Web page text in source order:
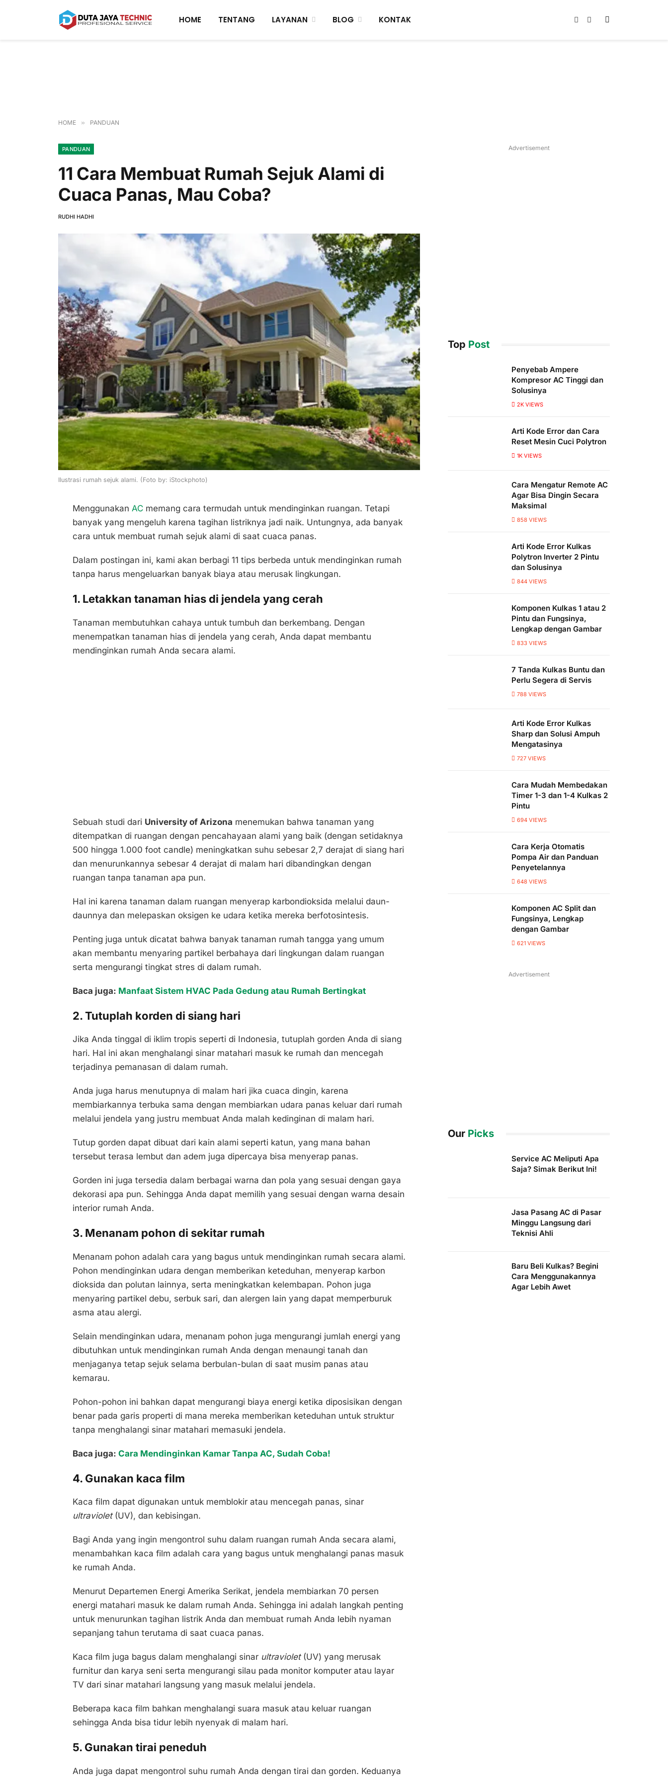
HOME TENTANG LAYANAN BLOG KONTAK Instagram
TikTok
HOME » PANDUAN
PANDUAN
11 Cara Membuat Rumah Sejuk Alami di
Cuaca Panas, Mau Coba?
RUDHI HADHI
Ilustrasi rumah sejuk alami. (Foto by: iStockphoto)
Menggunakan ACmemang cara termudah untuk mendinginkan ruangan. Tetapi
banyak yang mengeluh karena tagihan listriknya jadi naik. Untungnya, ada banyak
cara untuk membuat rumah sejuk alami di saat cuaca panas.
Dalam postingan ini, kami akan berbagi 11 tips berbeda untuk mendinginkan rumah
tanpa harus mengeluarkan banyak biaya atau merusak lingkungan.
1. Letakkan tanaman hias di jendela yang cerah
Tanaman membutuhkan cahaya untuk tumbuh dan berkembang. Dengan
menempatkan tanaman hias di jendela yang cerah, Anda dapat membantu
mendinginkan rumah Anda secara alami.
Sebuah studi dari University of Arizona menemukan bahwa tanaman yang
ditempatkan di ruangan dengan pencahayaan alami yang baik (dengan setidaknya
500 hingga 1.000 foot candle) meningkatkan suhu sebesar 2,7 derajat di siang hari
dan menurunkannya sebesar 4 derajat di malam hari dibandingkan dengan
ruangan tanpa tanaman apa pun.
Hal ini karena tanaman dalam ruangan menyerap karbondioksida melalui daun-
daunnya dan melepaskan oksigen ke udara ketika mereka berfotosintesis.
Penting juga untuk dicatat bahwa banyak tanaman rumah tangga yang umum
akan membantu menyaring partikel berbahaya dari lingkungan dalam ruangan
serta mengurangi tingkat stres di dalam rumah.
Baca juga: Manfaat Sistem HVAC Pada Gedung atau Rumah Bertingkat
2. Tutuplah korden di siang hari
Jika Anda tinggal di iklim tropis seperti di Indonesia, tutuplah gorden Anda di siang
hari. Hal ini akan menghalangi sinar matahari masuk ke rumah dan mencegah
terjadinya pemanasan di dalam rumah.
Anda juga harus menutupnya di malam hari jika cuaca dingin, karena
membiarkannya terbuka sama dengan membiarkan udara panas keluar dari rumah
melalui jendela yang justru membuat Anda malah kedinginan di malam hari.
Tutup gorden dapat dibuat dari kain alami seperti katun, yang mana bahan
tersebut terasa lembut dan adem juga dipercaya bisa menyerap panas.
Gorden ini juga tersedia dalam berbagai warna dan pola yang sesuai dengan gaya
dekorasi apa pun. Sehingga Anda dapat memilih yang sesuai dengan warna desain
interior rumah Anda.
3. Menanam pohon di sekitar rumah
Menanam pohon adalah cara yang bagus untuk mendinginkan rumah secara alami.
Pohon mendinginkan udara dengan memberikan keteduhan, menyerap karbon
dioksida dan polutan lainnya, serta meningkatkan kelembapan. Pohon juga
menyaring partikel debu, serbuk sari, dan alergen lain yang dapat memperburuk
asma atau alergi.
Selain mendinginkan udara, menanam pohon juga mengurangi jumlah energi yang
dibutuhkan untuk mendinginkan rumah Anda dengan menaungi tanah dan
menjaganya tetap sejuk selama berbulan-bulan di saat musim panas atau
kemarau.
Pohon-pohon ini bahkan dapat mengurangi biaya energi ketika diposisikan dengan
benar pada garis properti di mana mereka memberikan keteduhan untuk struktur
tanpa menghalangi sinar matahari memasuki jendela.
Baca juga: Cara Mendinginkan Kamar Tanpa AC, Sudah Coba!
4. Gunakan kaca film
Kaca film dapat digunakan untuk memblokir atau mencegah panas, sinar
ultraviolet(UV), dan kebisingan.
Bagi Anda yang ingin mengontrol suhu dalam ruangan rumah Anda secara alami,
menambahkan kaca film adalah cara yang bagus untuk menghalangi panas masuk
ke rumah Anda.
Menurut Departemen Energi Amerika Serikat, jendela membiarkan 70 persen
energi matahari masuk ke dalam rumah Anda. Sehingga ini adalah langkah penting
untuk menurunkan tagihan listrik Anda dan membuat rumah Anda lebih nyaman
sepanjang tahun terutama di saat cuaca panas.
Kaca film juga bagus dalam menghalangi sinar ultraviolet(UV) yang merusak
furnitur dan karya seni serta mengurangi silau pada monitor komputer atau layar
TV dari sinar matahari langsung yang masuk melalui jendela.
Beberapa kaca film bahkan menghalangi suara masuk atau keluar ruangan
sehingga Anda bisa tidur lebih nyenyak di malam hari.
5. Gunakan tirai peneduh
Anda juga dapat mengontrol suhu rumah Anda dengan tirai dan gorden. Keduanya
Advertisement
Top Post
Penyebab Ampere
Kompresor AC Tinggi dan
Solusinya
2K VIEWS
Arti Kode Error dan Cara
Reset Mesin Cuci Polytron
1K VIEWS
Cara Mengatur Remote AC
Agar Bisa Dingin Secara
Maksimal
858 VIEWS
Arti Kode Error Kulkas
Polytron Inverter 2 Pintu
dan Solusinya
844 VIEWS
Komponen Kulkas 1 atau 2
Pintu dan Fungsinya,
Lengkap dengan Gambar
833 VIEWS
7 Tanda Kulkas Buntu dan
Perlu Segera di Servis
788 VIEWS
Arti Kode Error Kulkas
Sharp dan Solusi Ampuh
Mengatasinya
727 VIEWS
Cara Mudah Membedakan
Timer 1-3 dan 1-4 Kulkas 2
Pintu
694 VIEWS
Cara Kerja Otomatis
Pompa Air dan Panduan
Penyetelannya
648 VIEWS
Komponen AC Split dan
Fungsinya, Lengkap
dengan Gambar
621 VIEWS
Advertisement
Our Picks
Service AC Meliputi Apa
Saja? Simak Berikut Ini!
Jasa Pasang AC di Pasar
Minggu Langsung dari
Teknisi Ahli
Baru Beli Kulkas? Begini
Cara Menggunakannya
Agar Lebih Awet